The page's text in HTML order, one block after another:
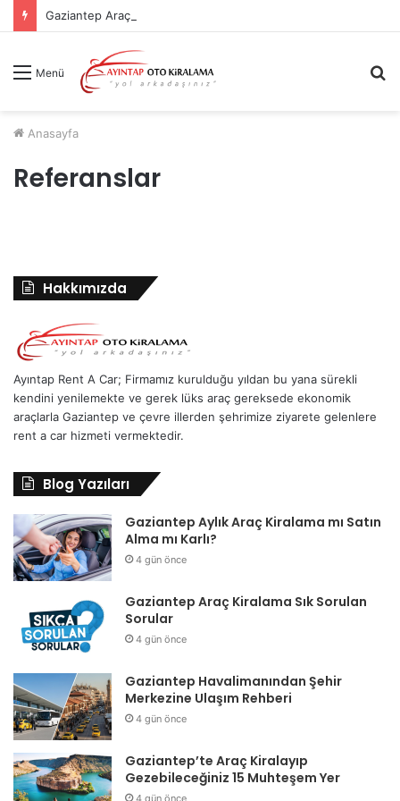
Gaziantep Araç Kiralama Sık Sorulan Sorular
Menü
Anasayfa
Referanslar
Hakkımızda
Ayıntap Rent A Car; Firmamız kurulduğu yıldan bu yana sürekli
kendini yenilemekte ve gerek lüks araç gereksede ekonomik
araçlarla Gaziantep ve çevre illerden şehrimize ziyarete gelenlere
rent a car hizmeti vermektedir.
Blog Yazıları
Gaziantep Aylık Araç Kiralama mı Satın
Alma mı Karlı?
4 gün önce
Gaziantep Araç Kiralama Sık Sorulan
Sorular
4 gün önce
Gaziantep Havalimanından Şehir
Merkezine Ulaşım Rehberi
4 gün önce
Gaziantep’te Araç Kiralayıp
Gezebileceğiniz 15 Muhteşem Yer
4 gün önce